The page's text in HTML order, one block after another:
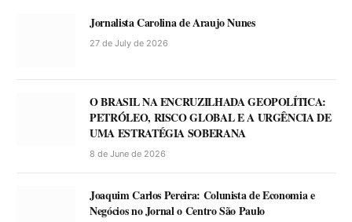
Jornalista Carolina de Araujo Nunes
27 de July de 2026
O BRASIL NA ENCRUZILHADA GEOPOLÍTICA:
PETRÓLEO, RISCO GLOBAL E A URGÊNCIA DE
UMA ESTRATÉGIA SOBERANA
8 de June de 2026
Joaquim Carlos Pereira: Colunista de Economia e
Negócios no Jornal o Centro São Paulo